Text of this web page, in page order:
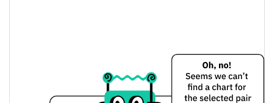
$0,0000598226
Apertura/cierre de ayer
$0,000059802068 /
$0,0000598226